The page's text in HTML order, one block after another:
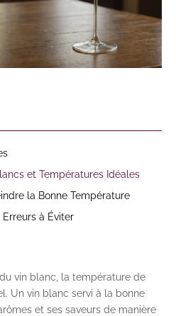
et Températures Idéales
la Bonne Température
à Éviter
vin blanc, la température de
Un vin blanc servi à la bonne
et ses saveurs de manière